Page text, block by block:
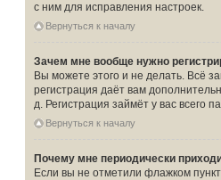
с ним для исправления настроек.
Вернуться к началу
Зачем мне вообще нужно
Вы можете этого и не делать. Всё
регистрация даёт вам
д. Регистрация займёт у вас всего
Вернуться к началу
Почему мне периодически
Если вы не отметили флажком